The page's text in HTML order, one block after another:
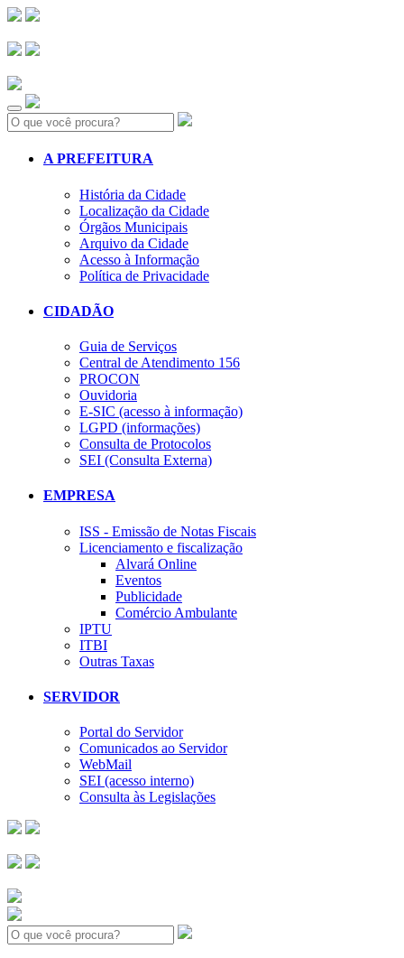
Search:
A PREFEITURA
História da Cidade
Localização da Cidade
Órgãos Municipais
Arquivo da Cidade
Acesso à Informação
Política de Privacidade
CIDADÃO
Guia de Serviços
Central de Atendimento 156
PROCON
Ouvidoria
E-SIC (acesso à informação)
LGPD (informações)
Consulta de Protocolos
SEI (Consulta Externa)
EMPRESA
ISS - Emissão de Notas Fiscais
Licenciamento e fiscalização
Alvará Online
Eventos
Publicidade
Comércio Ambulante
IPTU
ITBI
Outras Taxas
SERVIDOR
Portal do Servidor
Comunicados ao Servidor
WebMail
SEI (acesso interno)
Consulta às Legislações
Search: